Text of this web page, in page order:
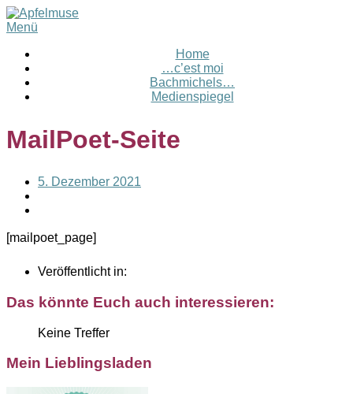
Menü
Home
…c’est moi
Bachmichels…
Medienspiegel
MailPoet-Seite
5. Dezember 2021
[mailpoet_page]
Veröffentlicht in:
Das könnte Euch auch interessieren:
Keine Treffer
Mein Lieblingsladen